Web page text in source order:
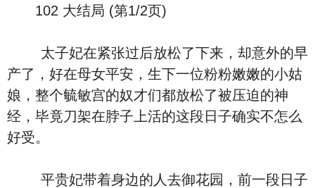
102 大结局 (第1/2页)
太子妃在紧张过后放松了下来，却意外的早
产了，好在母女平安，生下一位粉粉嫩嫩的小姑
娘，整个毓敏宫的奴才们都放松了被压迫的神
经，毕竟刀架在脖子上活的这段日子确实不怎么
好受。
平贵妃带着身边的人去御花园，前一段日子